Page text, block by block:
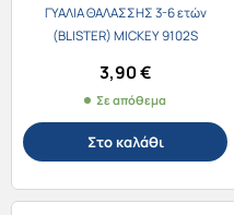
ΓΥΑΛΙΑ ΘΑΛΑΣΣΗΣ 3-6 ετών
(BLISTER) MICKEY 9102S
3,90€
Σε απόθεμα
Στο καλάθι